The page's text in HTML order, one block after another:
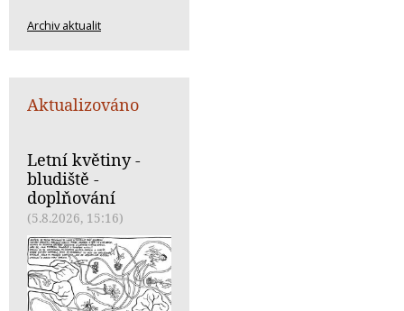
Archiv aktualit
Aktualizováno
Letní květiny -
bludiště -
doplňování
(5.8.2026, 15:16)